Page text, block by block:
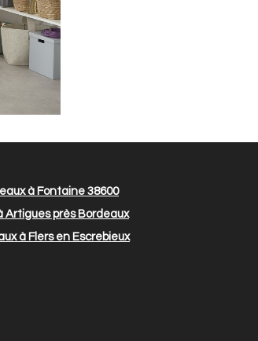
à Fontaine 38600
près Bordeaux
à Flers en Escrebieux